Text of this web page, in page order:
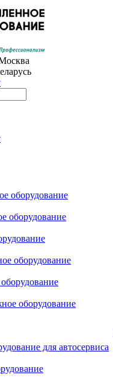
оборудование
оборудование
оборудование
оборудование
для автосервиса